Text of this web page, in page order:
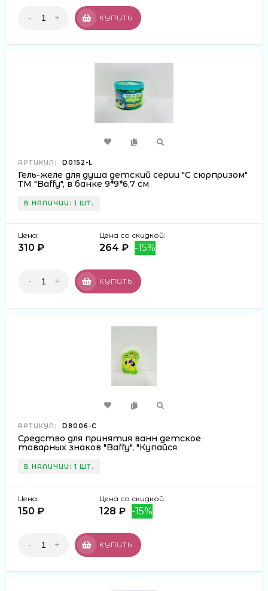
- + КУПИТЬ
АРТИКУЛ: D0152-L
Гель-желе для душа детский серии "С сюрпризом"
ТМ "Baffy", в банке 9*9*6,7 см
В НАЛИЧИИ: 1 ШТ.
Цена:
310 ₽
Цена со скидкой:
264 ₽ -15%
- + КУПИТЬ
АРТИКУЛ: D8006-C
Средство для принятия ванн детское
товарных знаков "Baffy", "Купайся
В НАЛИЧИИ: 1 ШТ.
Цена:
150 ₽
Цена со скидкой:
128 ₽ -15%
- + КУПИТЬ